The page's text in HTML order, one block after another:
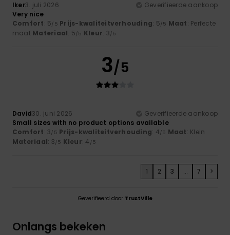
Iker3. juli 2026
Geverifieerde aankoop
Very nice
Comfort: 5/5 Prijs-kwaliteitverhouding: 5/5 Maat: Perfecte
maat Materiaal: 5/5 Kleur: 3/5
3/5
David30. juni 2026
Geverifieerde aankoop
Small sizes with no product options available
Comfort: 3/5 Prijs-kwaliteitverhouding: 4/5 Maat: Klein
Materiaal: 3/5 Kleur: 4 /5
1 2 3 ... 7 >
Geverifieerd door TrustVille
Onlangs bekeken